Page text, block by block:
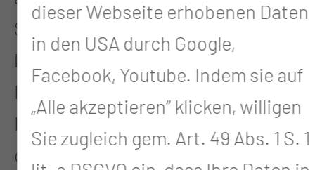
Schrittmacher verbunden. Jetzt
kann der Schrittmacher
Informationen über den
Herzrhythmus aufnehmen. Schlägt
das Herz des Trägers zu langsam,
dieser Webseite erhobenen Daten
in den USA durch Google,
Facebook, Youtube. Indem sie auf
„Alle akzeptieren“ klicken, willigen
Sie zugleich gem. Art. 49 Abs. 1 S. 1